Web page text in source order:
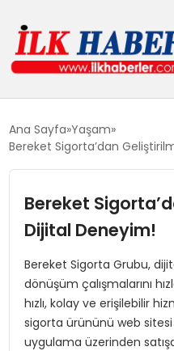
EKONOMI
GÜNDEM
MAGAZIN
SIYASET
Ana Sayfa Yaşam
Bereket Sigorta’dan
Bereket
Dijital Deneyim!
Bereket Sigorta Grubu,
dönüşüm çalışmalarını
hızlı, kolay ve erişilebilir
sigorta ürününü web
uygulama üzerinden